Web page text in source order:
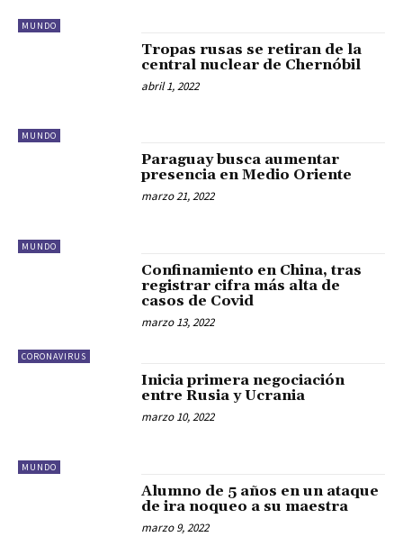
MUNDO
MUNDO
Tropas rusas se retiran de la
central nuclear de Chernóbil
abril 1, 2022
MUNDO
Paraguay busca aumentar
presencia en Medio Oriente
marzo 21, 2022
CORONAVIRUS
Confinamiento en China, tras
registrar cifra más alta de
casos de Covid
marzo 13, 2022
MUNDO
Inicia primera negociación
entre Rusia y Ucrania
marzo 10, 2022
Alumno de 5 años en un ataque
de ira noqueo a su maestra
marzo 9, 2022